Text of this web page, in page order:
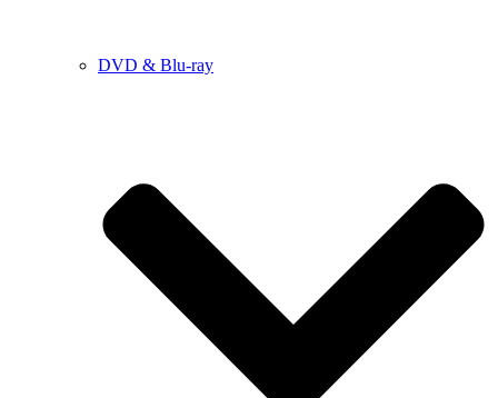
DVD & Blu-ray